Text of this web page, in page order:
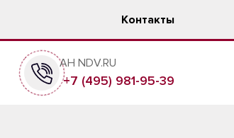
Контакты
АН NDV.RU
+7 (495) 981-95-39